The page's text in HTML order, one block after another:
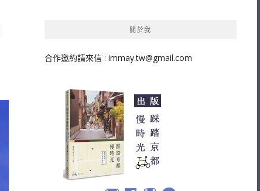
關於我
合作邀約請來信 : immay.tw@gmail.com